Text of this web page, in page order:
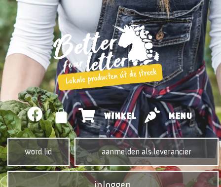
WINKEL MENU
word lid aanmelden als leverancier